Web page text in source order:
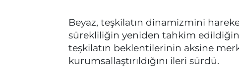
Beyaz, teşkilatın dinamizmini
sürekliliğin yeniden tahkim
teşkilatın beklentilerinin aksine
kurumsallaştırıldığını ileri sürdü.